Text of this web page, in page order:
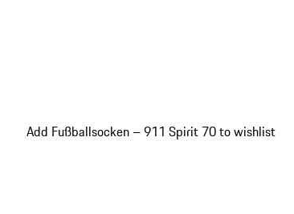
Add Fußballsocken – 911 Spirit 70 to wishlist